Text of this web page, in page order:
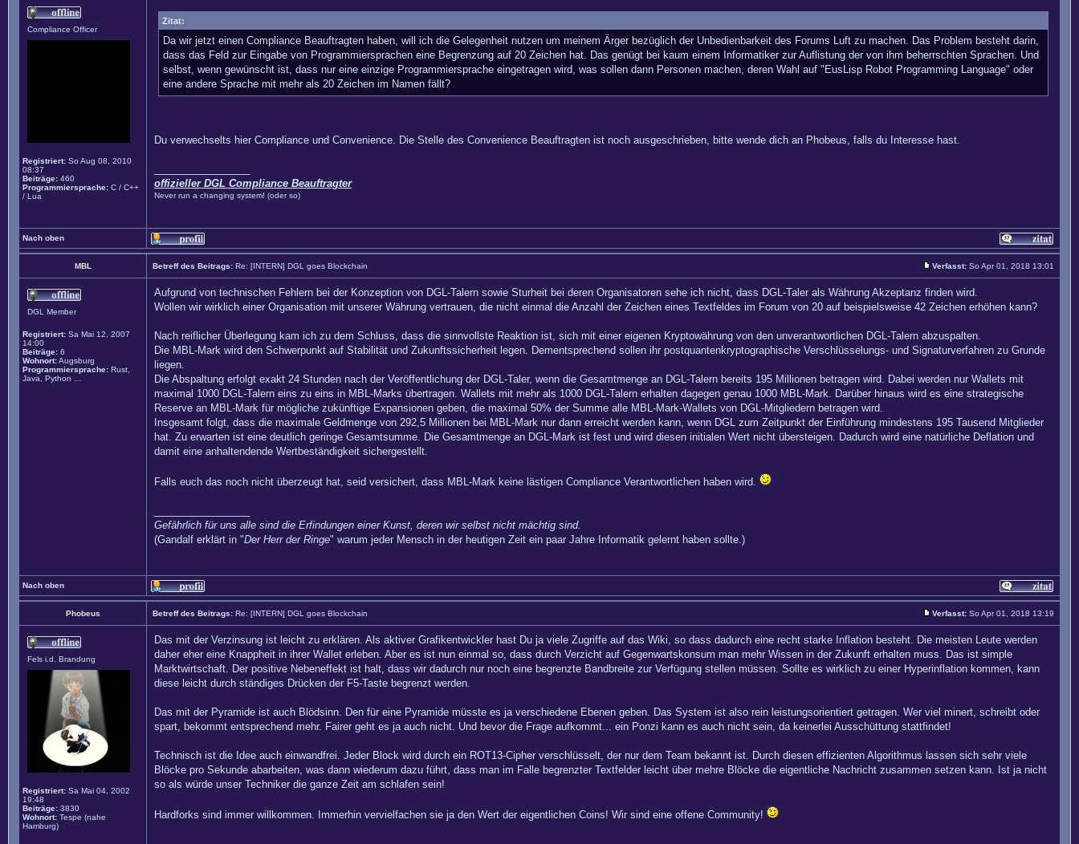
Compliance Officer
Registriert: So Aug 08, 2010
08:37
Beiträge: 460
Programmiersprache: C / C++
/ Lua
Zitat:
Da wir jetzt einen Compliance Beauftragten haben, will ich die Gelegenheit nutzen um meinem Ärger bezüglich der Unbedienbarkeit des Forums Luft zu machen. Das Problem besteht darin,
dass das Feld zur Eingabe von Programmiersprachen eine Begrenzung auf 20 Zeichen hat. Das genügt bei kaum einem Informatiker zur Auflistung der von ihm beherrschten Sprachen. Und
selbst, wenn gewünscht ist, dass nur eine einzige Programmiersprache eingetragen wird, was sollen dann Personen machen, deren Wahl auf "EusLisp Robot Programming Language" oder
eine andere Sprache mit mehr als 20 Zeichen im Namen fällt?
Du verwechselts hier Compliance und Convenience. Die Stelle des Convenience Beauftragten ist noch ausgeschrieben, bitte wende dich an Phobeus, falls du Interesse hast.
offizieller DGL Compliance Beauftragter
Never run a changing system! (oder so)
Nach oben
MBL Betreff des Beitrags: Re: [INTERN] DGL goes Blockchain Verfasst: So Apr 01, 2018 13:01
DGL Member
Registriert: Sa Mai 12, 2007
14:00
Beiträge: 6
Wohnort:Augsburg
Programmiersprache: Rust,
Java, Python …
Aufgrund von technischen Fehlern bei der Konzeption von DGL-Talern sowie Sturheit bei deren Organisatoren sehe ich nicht, dass DGL-Taler als Währung Akzeptanz finden wird.
Wollen wir wirklich einer Organisation mit unserer Währung vertrauen, die nicht einmal die Anzahl der Zeichen eines Textfeldes im Forum von 20 auf beispielsweise 42 Zeichen erhöhen kann?
Nach reiflicher Überlegung kam ich zu dem Schluss, dass die sinnvollste Reaktion ist, sich mit einer eigenen Kryptowährung von den unverantwortlichen DGL-Talern abzuspalten.
Die MBL-Mark wird den Schwerpunkt auf Stabilität und Zukunftssicherheit legen. Dementsprechend sollen ihr postquantenkryptographische Verschlüsselungs- und Signaturverfahren zu Grunde
liegen.
Die Abspaltung erfolgt exakt 24 Stunden nach der Veröffentlichung der DGL-Taler, wenn die Gesamtmenge an DGL-Talern bereits 195 Millionen betragen wird. Dabei werden nur Wallets mit
maximal 1000 DGL-Talern eins zu eins in MBL-Marks übertragen. Wallets mit mehr als 1000 DGL-Talern erhalten dagegen genau 1000 MBL-Mark. Darüber hinaus wird es eine strategische
Reserve an MBL-Mark für mögliche zukünftige Expansionen geben, die maximal 50% der Summe alle MBL-Mark-Wallets von DGL-Mitgliedern betragen wird.
Insgesamt folgt, dass die maximale Geldmenge von 292,5 Millionen bei MBL-Mark nur dann erreicht werden kann, wenn DGL zum Zeitpunkt der Einführung mindestens 195 Tausend Mitglieder
hat. Zu erwarten ist eine deutlich geringe Gesamtsumme. Die Gesamtmenge an DGL-Mark ist fest und wird diesen initialen Wert nicht übersteigen. Dadurch wird eine natürliche Deflation und
damit eine anhaltendende Wertbeständigkeit sichergestellt.
Falls euch das noch nicht überzeugt hat, seid versichert, dass MBL-Mark keine lästigen Compliance Verantwortlichen haben wird.
Gefährlich für uns alle sind die Erfindungen einer Kunst, deren wir selbst nicht mächtig sind.
(Gandalf erklärt in "Der Herr der Ringe" warum jeder Mensch in der heutigen Zeit ein paar Jahre Informatik gelernt haben sollte.)
Nach oben
Phobeus Betreff des Beitrags: Re: [INTERN] DGL goes Blockchain Verfasst: So Apr 01, 2018 13:19
Fels i.d. Brandung
Registriert: Sa Mai 04, 2002
19:48
Beiträge: 3830
Wohnort: Tespe (nahe
Hamburg)
Das mit der Verzinsung ist leicht zu erklären. Als aktiver Grafikentwickler hast Du ja viele Zugriffe auf das Wiki, so dass dadurch eine recht starke Inflation besteht. Die meisten Leute werden
daher eher eine Knappheit in ihrer Wallet erleben. Aber es ist nun einmal so, dass durch Verzicht auf Gegenwartskonsum man mehr Wissen in der Zukunft erhalten muss. Das ist simple
Marktwirtschaft. Der positive Nebeneffekt ist halt, dass wir dadurch nur noch eine begrenzte Bandbreite zur Verfügung stellen müssen. Sollte es wirklich zu einer Hyperinflation kommen, kann
diese leicht durch ständiges Drücken der F5-Taste begrenzt werden.
Das mit der Pyramide ist auch Blödsinn. Den für eine Pyramide müsste es ja verschiedene Ebenen geben. Das System ist also rein leistungsorientiert getragen. Wer viel minert, schreibt oder
spart, bekommt entsprechend mehr. Fairer geht es ja auch nicht. Und bevor die Frage aufkommt... ein Ponzi kann es auch nicht sein, da keinerlei Ausschüttung stattfindet!
Technisch ist die Idee auch einwandfrei. Jeder Block wird durch ein ROT13-Cipher verschlüsselt, der nur dem Team bekannt ist. Durch diesen effizienten Algorithmus lassen sich sehr viele
Blöcke pro Sekunde abarbeiten, was dann wiederum dazu führt, dass man im Falle begrenzter Textfelder leicht über mehre Blöcke die eigentliche Nachricht zusammen setzen kann. Ist ja nicht
so als würde unser Techniker die ganze Zeit am schlafen sein!
Hardforks sind immer willkommen. Immerhin vervielfachen sie ja den Wert der eigentlichen Coins! Wir sind eine offene Community!